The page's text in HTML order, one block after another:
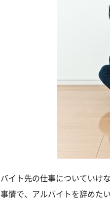
バイト先の仕事についていけ
事情で、アルバイトを辞めた